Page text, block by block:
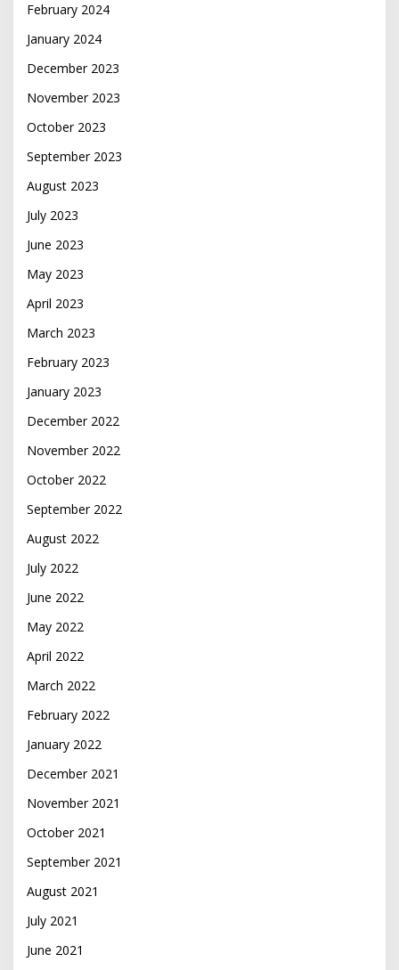
February 2024
January 2024
December 2023
November 2023
October 2023
September 2023
August 2023
July 2023
June 2023
May 2023
April 2023
March 2023
February 2023
January 2023
December 2022
November 2022
October 2022
September 2022
August 2022
July 2022
June 2022
May 2022
April 2022
March 2022
February 2022
January 2022
December 2021
November 2021
October 2021
September 2021
August 2021
July 2021
June 2021